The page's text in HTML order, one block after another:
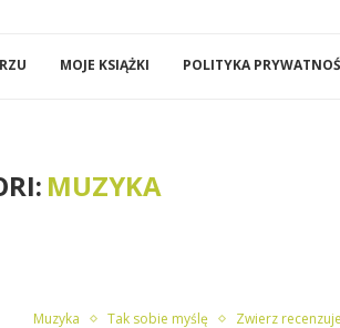
MOJE KSIĄŻKI POLITYKA
MUZYKA
Muzyka Tak sobie myślę Zwierz recenzuje